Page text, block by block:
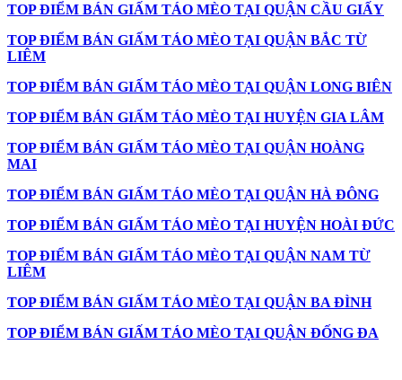
TOP ĐIỂM BÁN GIẤM TÁO MÈO TẠI QUẬN CẦU GIẤY
TOP ĐIỂM BÁN GIẤM TÁO MÈO TẠI QUẬN BẮC TỪ
LIÊM
TOP ĐIỂM BÁN GIẤM TÁO MÈO TẠI QUẬN LONG BIÊN
TOP ĐIỂM BÁN GIẤM TÁO MÈO TẠI HUYỆN GIA LÂM
TOP ĐIỂM BÁN GIẤM TÁO MÈO TẠI QUẬN HOÀNG
MAI
TOP ĐIỂM BÁN GIẤM TÁO MÈO TẠI QUẬN HÀ ĐÔNG
TOP ĐIỂM BÁN GIẤM TÁO MÈO TẠI HUYỆN HOÀI ĐỨC
TOP ĐIỂM BÁN GIẤM TÁO MÈO TẠI QUẬN NAM TỪ
LIÊM
TOP ĐIỂM BÁN GIẤM TÁO MÈO TẠI QUẬN BA ĐÌNH
TOP ĐIỂM BÁN GIẤM TÁO MÈO TẠI QUẬN ĐỐNG ĐA